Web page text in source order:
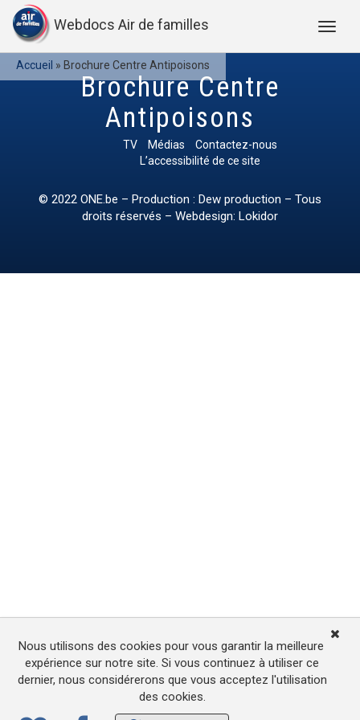
Webdocs Air de familles
Accueil » Brochure Centre Antipoisons
Brochure Centre
Antipoisons
TV Médias
Contactez-nous
L’accessibilité de ce site
© 2022 ONE.be – Production : Dew production – Tous
droits réservés – Webdesign: Lokidor
Nous utilisons des cookies pour vous garantir la meilleure
expérience sur notre site. Si vous continuez à utiliser ce
dernier, nous considérerons que vous acceptez l'utilisation
des cookies.